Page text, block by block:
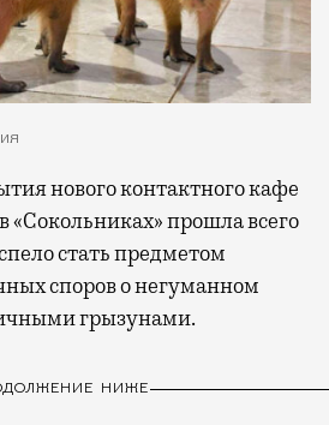
«Сокольниках» прошла всего
стать предметом
споров о негуманном
грызунами.
НИЖЕ